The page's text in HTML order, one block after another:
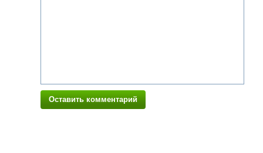
Оставить комментарий